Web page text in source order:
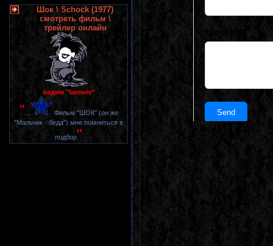
Шок \ Schock (1977)
смотреть фильм \
трейлер онлайн
вадим "beewer"
"
Фильм "ШОК" (он же
"Мальчик - беда") мне помниться в
подбор"